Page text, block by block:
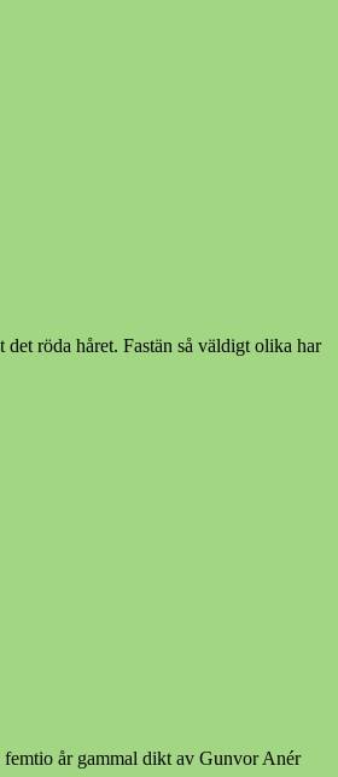
röda håret. Fastän så väldigt olika har
år gammal dikt av Gunvor Anér